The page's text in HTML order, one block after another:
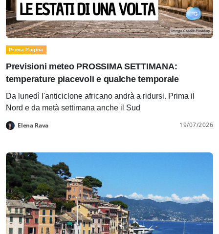
Prima Pagina
Previsioni meteo PROSSIMA SETTIMANA:
temperature piacevoli e qualche temporale
Da lunedì l'anticiclone africano andrà a ridursi. Prima il
Nord e da metà settimana anche il Sud
Elena Rava 19/07/2026